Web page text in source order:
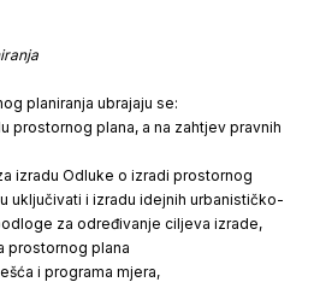
planiranja ubrajaju se:
prostornog plana, a na zahtjev pravnih
izradu Odluke o izradi prostornog
uključivati i izradu idejnih urbanističko-
za određivanje ciljeva izrade,
prostornog plana
i programa mjera,